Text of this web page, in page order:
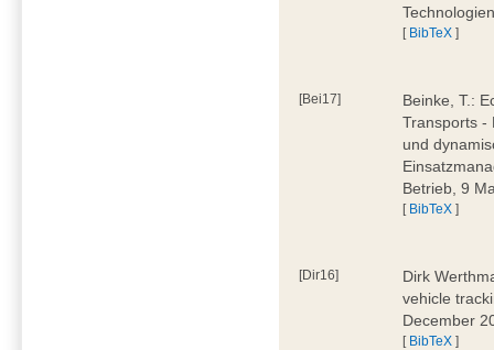
[ BibTeX ]
[Bei17]
Beinke, T.:
Transports -
und
Betrieb, 9
[ BibTeX ]
[Dir16]
Dirk
vehicle
December
[ BibTeX ]